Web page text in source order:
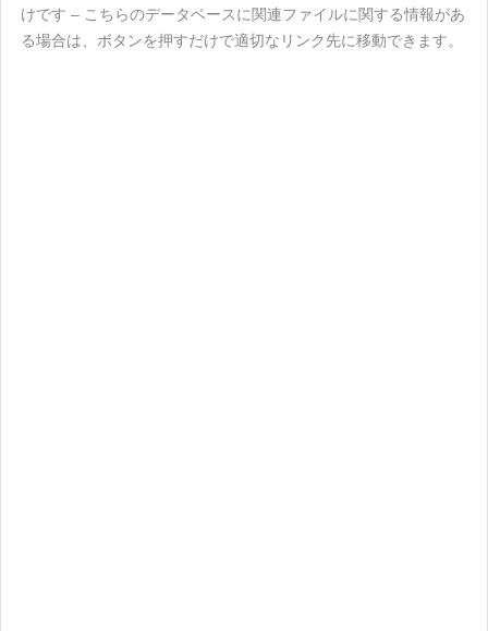
けです – こちらのデータベースに関連ファイルに関する情報があ
る場合は、ボタンを押すだけで適切なリンク先に移動できます。